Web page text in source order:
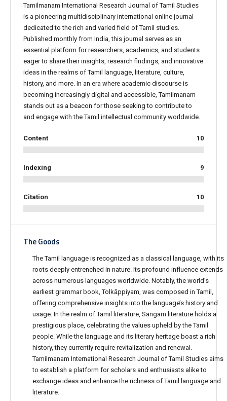
Tamilmanam International Research Journal of Tamil Studies
is a pioneering multidisciplinary international online journal
dedicated to the rich and varied field of Tamil studies.
Published monthly from India, this journal serves as an
essential platform for researchers, academics, and students
eager to share their insights, research findings, and innovative
ideas in the realms of Tamil language, literature, culture,
history, and more. In an era where academic discourse is
becoming increasingly digital and accessible, Tamilmanam
stands out as a beacon for those seeking to contribute to
and engage with the Tamil intellectual community worldwide.
Content 10
Indexing 9
Citation 10
The Goods
The Tamil language is recognized as a classical language, with its
roots deeply entrenched in nature. Its profound influence extends
across numerous languages worldwide. Notably, the world’s
earliest grammar book, Tolkāppiyam, was composed in Tamil,
offering comprehensive insights into the language’s history and
usage. In the realm of Tamil literature, Sangam literature holds a
prestigious place, celebrating the values upheld by the Tamil
people. While the language and its literary heritage boast a rich
history, they currently require revitalization and renewal.
Tamilmanam International Research Journal of Tamil Studies aims
to establish a platform for scholars and enthusiasts alike to
exchange ideas and enhance the richness of Tamil language and
literature.